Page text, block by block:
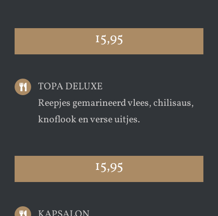
15,95
TOPA DELUXE
Reepjes gemarineerd vlees, chilisaus,
knoflook en verse uitjes.
15,95